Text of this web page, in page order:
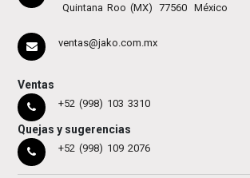
Quintana Roo (MX)
77560 México
ventas@jako.com.mx
Ventas
+52 (998) 103 3310
Quejas y sugerencias
+52 (998) 109 2076